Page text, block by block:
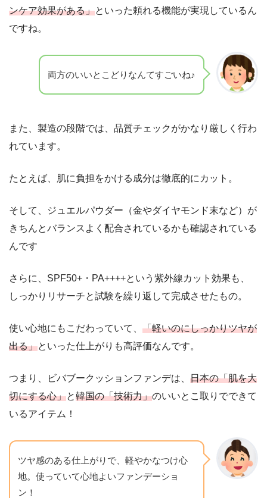
ンケア効果がある」といった頼れる機能が実現しているん
ですね。
両方のいいとこどりなんてすごいね♪
また、製造の段階では、品質チェックがかなり厳しく行わ
れています。
たとえば、肌に負担をかける成分は徹底的にカット。
そして、ジュエルパウダー（金やダイヤモンド末など）が
きちんとバランスよく配合されているかも確認されている
んです
さらに、SPF50+・PA++++という紫外線カット効果も、
しっかりリサーチと試験を繰り返して完成させたもの。
使い心地にもこだわっていて、 「軽いのにしっかりツヤが
出る」といった仕上がりも高評価なんです。
つまり、ビバブークッションファンデは、 日本の「肌を大
切にする心」と韓国の「技術力」のいいとこ取りでできて
いるアイテム！
ツヤ感のある仕上がりで、軽やかなつけ心
地。使っていて心地よいファンデーショ
ン！